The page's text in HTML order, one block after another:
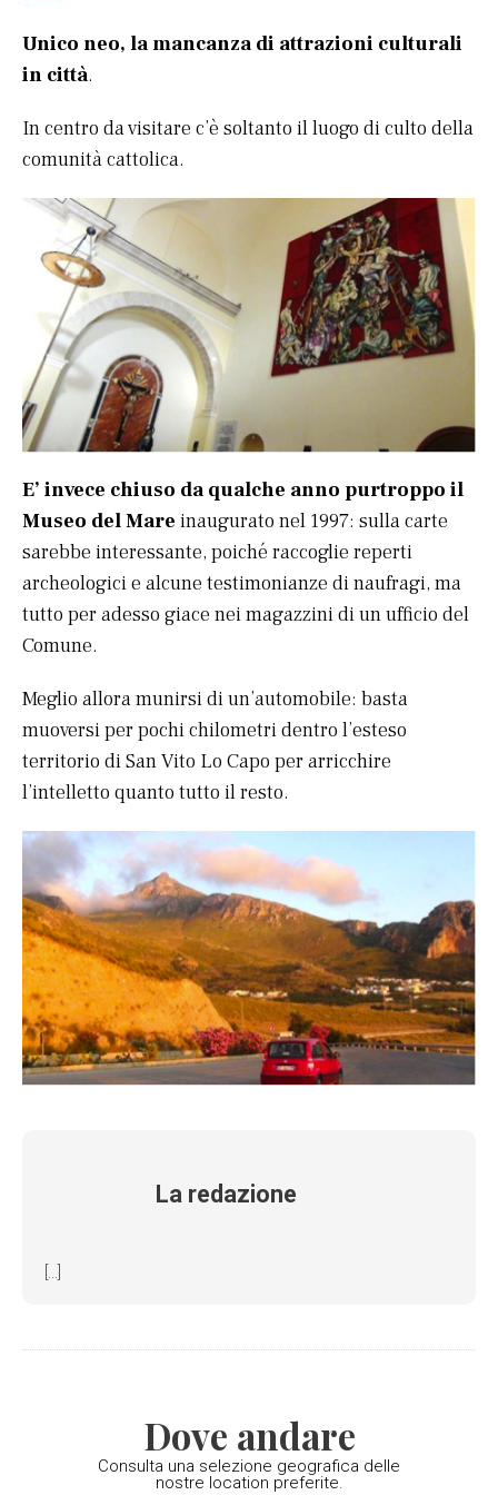
Unico neo, la mancanza di attrazioni culturali
in città.
In centro da visitare c’è soltanto il luogo di culto della
comunità cattolica.
E’ invece chiuso da qualche anno purtroppo il
Museo del Mare inaugurato nel 1997: sulla carte
sarebbe interessante, poiché raccoglie reperti
archeologici e alcune testimonianze di naufragi, ma
tutto per adesso giace nei magazzini di un ufficio del
Comune.
Meglio allora munirsi di un’automobile: basta
muoversi per pochi chilometri dentro l’esteso
territorio di San Vito Lo Capo per arricchire
l’intelletto quanto tutto il resto.
La redazione
[...]
Dove andare
Consulta una selezione geografica delle
nostre location preferite.